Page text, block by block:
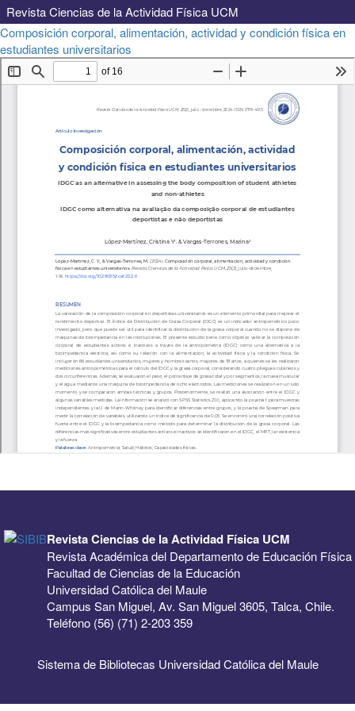
Revista Ciencias de la Actividad Física UCM
Volver
a
los
detalles
Composición corporal, alimentación, actividad y condición física en
estudiantes universitarios
Revista Ciencias de la Actividad Física UCM
Revista Académica del Departamento de Educación Física
Facultad de Ciencias de la Educación
Universidad Católica del Maule
Campus San Miguel, Av. San Miguel 3605, Talca, Chile.
Teléfono (56) (71) 2-203 359
Sistema de Bibliotecas Universidad Católica del Maule